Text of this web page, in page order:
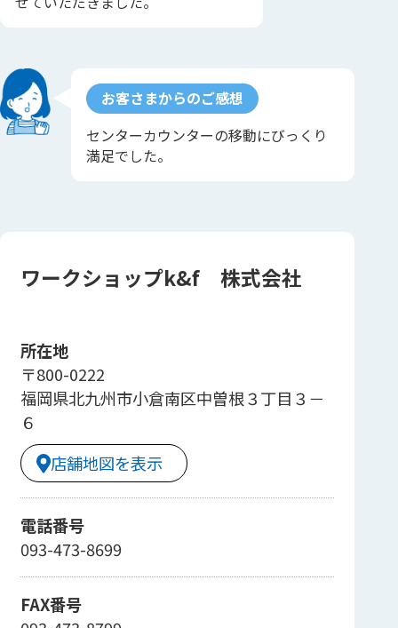
お客さまからのご感想
センターカウンターの移動にびっくり
満足でした。
ワークショップk&f 株式会社
所在地
〒800-0222
福岡県北九州市小倉南区中曽根３丁目３－
６
店舗地図を表示
電話番号
093-473-8699
FAX番号